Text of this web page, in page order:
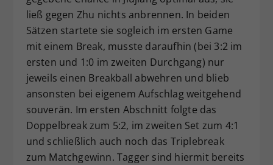
ließ gegen Zhu nichts anbrennen. In beiden
Sätzen startete sie sogleich im ersten Game
mit einem Break, musste daraufhin (bei 3:2 im
ersten und 1:0 im zweiten Durchgang) nur
jeweils einen Breakball abwehren und blieb
ansonsten bei eigenem Aufschlag weitgehend
souverän. Im ersten Abschnitt folgte das
Doppelbreak zum 5:2, im zweiten Set zum 4:1
und schließlich auch noch das Triplebreak
zum Matchgewinn. Tagger sind hiermit bereits